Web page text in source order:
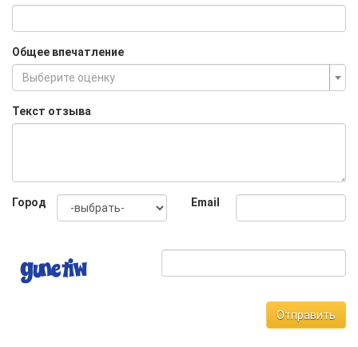
Общее впечатление
Выберите оценку
Текст отзыва
Город Email
Отправить